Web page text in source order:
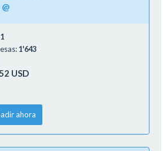
@
1'643
USD
ahora